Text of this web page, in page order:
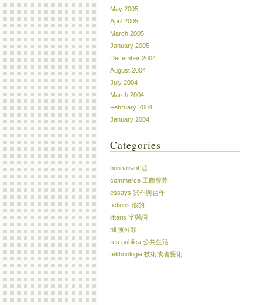
May 2005
April 2005
March 2005
January 2005
December 2004
August 2004
July 2004
March 2004
February 2004
January 2004
Categories
bon vivant 活
commerce 工商服務
essays 試作與習作
fictions 假的
litteris 字與詞
nil 無分類
res publica 公共生活
tekhnologia 技術或者藝術